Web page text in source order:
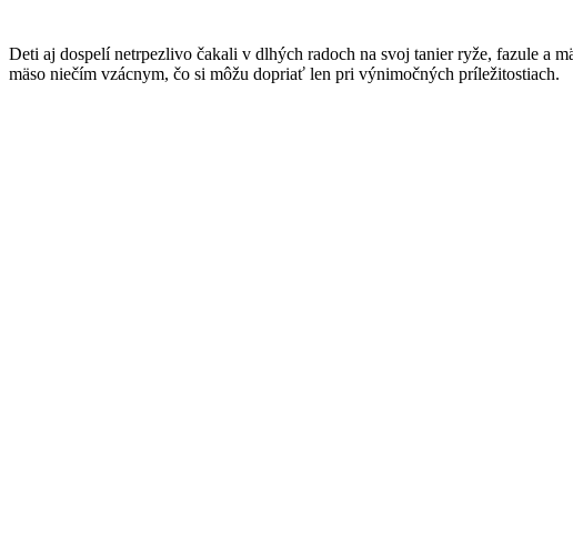
Deti aj dospelí netrpezlivo čakali v dlhých radoch na svoj tanier ryže, fazule a
mäso niečím vzácnym, čo si môžu dopriať len pri výnimočných príležitostiach.